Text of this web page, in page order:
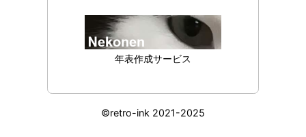
年表作成サービス
©retro-ink 2021-2025